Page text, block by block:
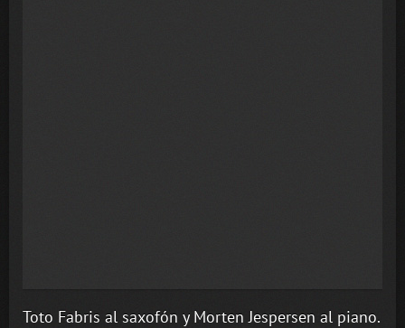
Toto Fabris al saxofón y Morten Jespersen al piano.